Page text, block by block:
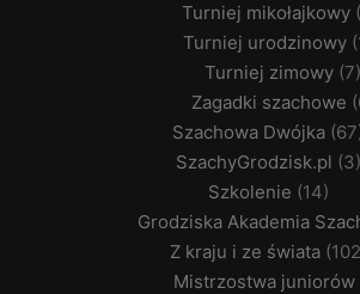
Turniej mikołajkowy
Turniej urodzinowy
Turniej zimowy (7)
Zagadki szachowe
Szachowa Dwójka
SzachyGrodzisk.pl (3)
Szkolenie (14)
Grodziska Akademia
Z kraju i ze świata
Mistrzostwa juniorów